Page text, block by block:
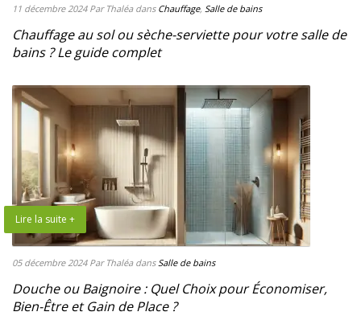
11 décembre 2024 Par Thaléa dans Chauffage, Salle de bains
Chauffage au sol ou sèche-serviette pour votre salle de
bains ? Le guide complet
Lire la suite +
05 décembre 2024 Par Thaléa dansSalle de bains
Douche ou Baignoire : Quel Choix pour Économiser,
Bien-Être et Gain de Place ?